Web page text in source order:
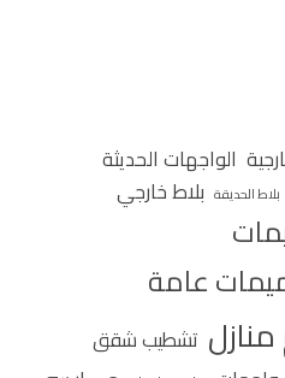
الواجهات الحديثة
بلاط الحديقة بلاط خارجي
عامة
تشطيب شقق